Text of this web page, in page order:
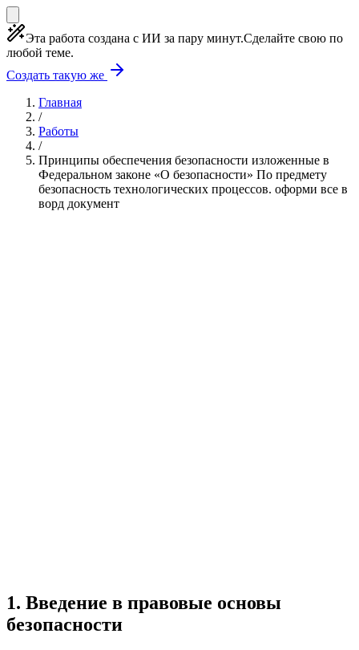
Эта работа создана с ИИ за пару минут.Сделайте свою по
любой теме.
Создать такую же
Главная
/
Работы
/
Принципы обеспечения безопасности изложенные в
Федеральном законе «О безопасности» По предмету
безопасность технологических процессов. оформи все в
ворд документ
1. Введение в правовые основы
безопасности